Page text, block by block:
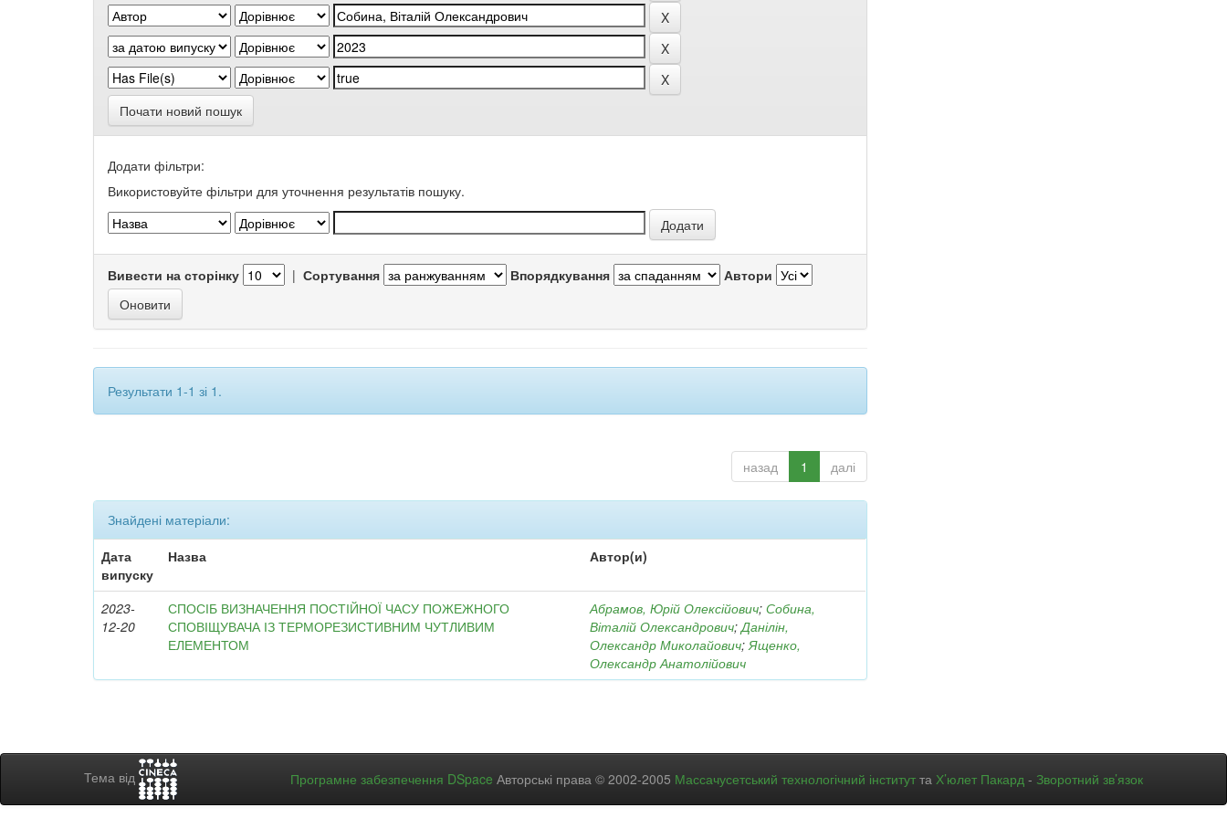
Почати новий пошук
Додати фільтри:
Використовуйте фільтри для уточнення результатів пошуку.
Вивести на сторінку | Сортування Впорядкування Автори
Результати 1-1 зі 1.
назад 1 далі
Знайдені матеріали:
Дата
випуску
Назва Автор(и)
2023-
12-20
СПОСІБ ВИЗНАЧЕННЯ ПОСТІЙНОЇ ЧАСУ ПОЖЕЖНОГО
СПОВІЩУВАЧА ІЗ ТЕРМОРЕЗИСТИВНИМ ЧУТЛИВИМ
ЕЛЕМЕНТОМ
Абрамов, Юрій Олексійович;Собина,
Віталій Олександрович;Данілін,
Олександр Миколайович;Ященко,
Олександр Анатолійович
Тема від Програмне забезпечення DSpace Авторські права © 2002-2005 Массачусетський технологічний інститут та Х’юлет Пакард - Зворотний зв’язок